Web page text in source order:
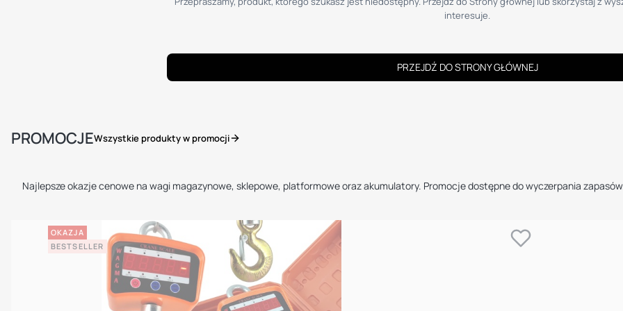
interesuje.
PRZEJDŹ DO STRONY GŁÓWNEJ
PROMOCJEWszystkie produkty w promocji
Najlepsze okazje cenowe na wagi magazynowe, sklepowe, platformowe oraz akumulatory. Promocje dostępne do wyczerpania
OKAZJA
BESTSELLER